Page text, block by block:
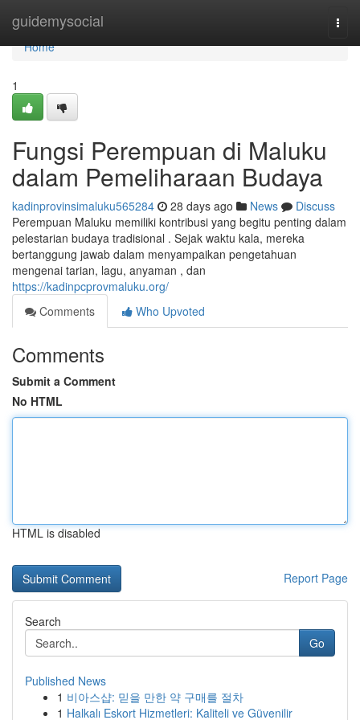
guidemysocial
Home
Home
1
Fungsi Perempuan di Maluku
dalam Pemeliharaan Budaya
kadinprovinsimaluku565284 28 days ago News
Discuss
Perempuan Maluku memiliki kontribusi yang begitu penting dalam
pelestarian budaya tradisional . Sejak waktu kala, mereka
bertanggung jawab dalam menyampaikan pengetahuan
mengenai tarian, lagu, anyaman , dan
https://kadinpcprovmaluku.org/
Comments
Who Upvoted
Comments
Submit a Comment
No HTML
HTML is disabled
Report Page
Search
Go
Published News
1 비아스샵: 믿을 만한 약 구매를 절차
1 Halkalı Eskort Hizmetleri: Kaliteli ve Güvenilir